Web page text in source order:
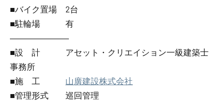
■バイク置場 2台
■駐輪場 有
―――――――
■設 計 アセット・クリエイション一級建築士
事務所
■施 工 山廣建設株式会社
■管理形式 巡回管理